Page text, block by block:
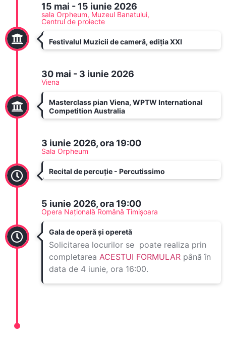
15 mai - 15 iunie 2026
sala Orpheum, Muzeul Banatului,
Centrul de proiecte
Festivalul Muzicii de cameră, ediția XXI
30 mai - 3 iunie 2026
Viena
Masterclass pian Viena, WPTW International
Competition Australia
3 iunie 2026, ora 19:00
Sala Orpheum
Recital de percuție - Percutissimo
5 iunie 2026, ora 19:00
Opera Națională Română Timișoara
Gala de operă și operetă
Solicitarea locurilor se poate realiza prin
completarea ACESTUI FORMULAR până în
data de 4 iunie, ora 16:00.